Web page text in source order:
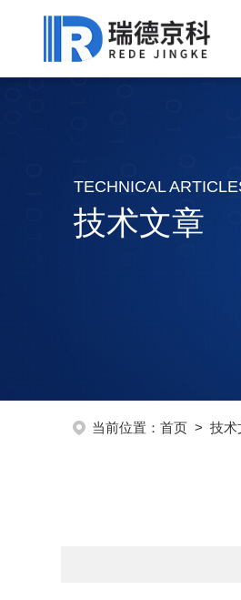
TECHNICAL
技术文章
当前位置：首页 >技术